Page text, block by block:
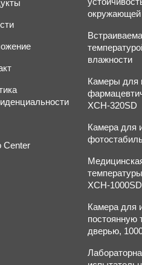
Center
влажности
Камеры для
XCH-320SD
Камера для
XCH-1000SD
Камера для
постоянную
дверью,